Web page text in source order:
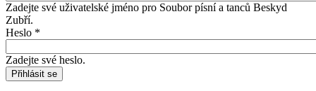
Zadejte své uživatelské jméno pro Soubor písní a tanců Beskyd
Zubří.
Heslo *
Zadejte své heslo.